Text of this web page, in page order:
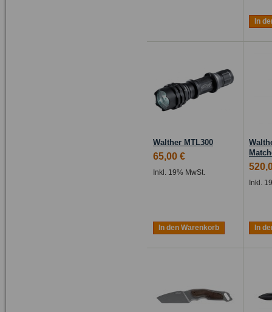
In
Walther MTL300
65,00 €
Inkl. 19% MwSt.
In den Warenkorb
Inkl.
In